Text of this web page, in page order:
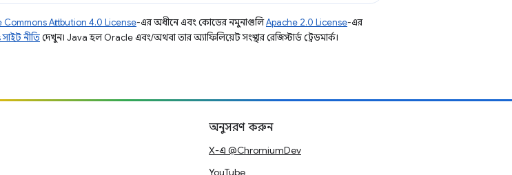
Attribution 4.0 License-এর অধীনে এবং কোডের নমুনাগুলিApache 2.0 License-এর
নীতিদেখুন। Java হল Oracle এবং/অথবা তার অ্যাফিলিয়েট সংস্থার রেজিস্টার্ড ট্রেডমার্ক।
অনুসরণ করুন
X-এ @ChromiumDev
YouTube